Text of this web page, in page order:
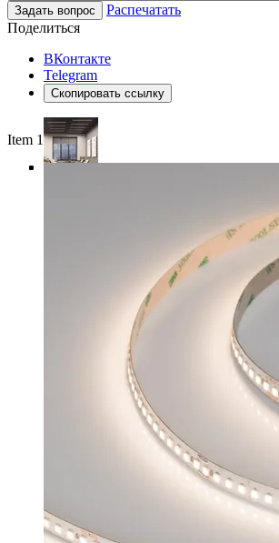
Задать вопрос
Распечатать
Поделиться
ВКонтакте
Telegram
Скопировать ссылку
Item 1 of 4